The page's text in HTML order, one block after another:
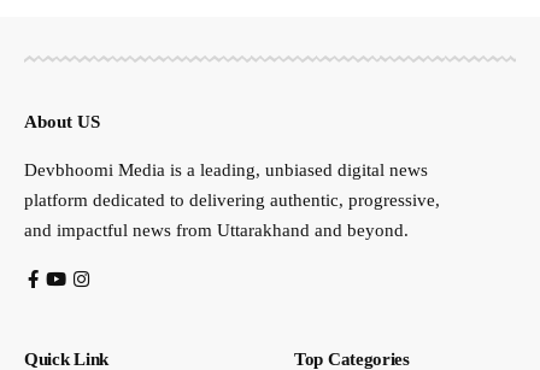
About US
Devbhoomi Media is a leading, unbiased digital news
platform dedicated to delivering authentic, progressive,
and impactful news from Uttarakhand and beyond.
Quick Link Top Categories